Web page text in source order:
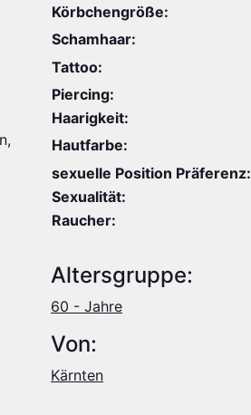
Körbchengröße:
Schamhaar:
Tattoo:
Piercing:
Haarigkeit:
Hautfarbe:
sexuelle Position Präferenz:
Sexualität:
Raucher:
Altersgruppe:
60 - Jahre
Von:
Kärnten